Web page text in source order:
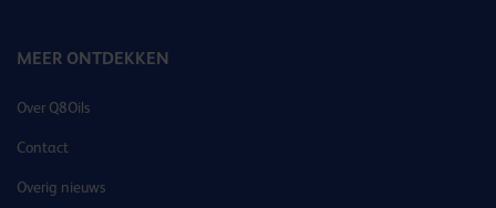
MEER ONTDEKKEN
Over Q8Oils
Contact
Overig nieuws